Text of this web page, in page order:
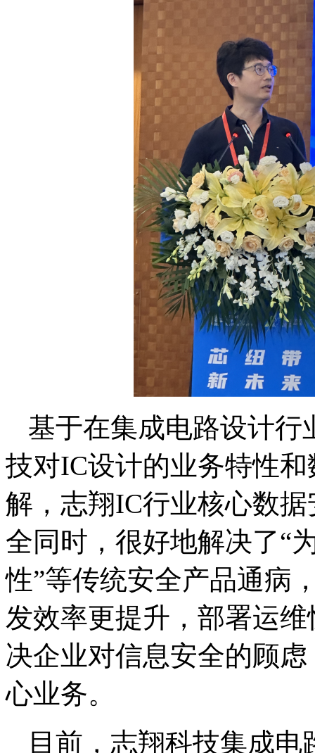
基于在集成电路设计行
技对IC设计的业务特性
解，志翔IC行业核心数
全同时，很好地解决了“
性”等传统安全产品通病
发效率更提升，部署运
决企业对信息安全的顾
心业务。
目前，志翔科技集成